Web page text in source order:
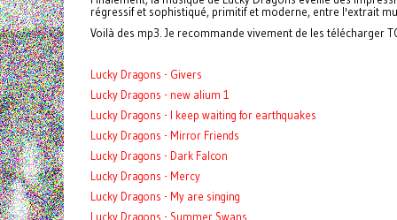
régressif et sophistiqué, primitif et moderne, entre l'extrait
Voilà des mp3. Je recommande vivement de les télécharger
Lucky Dragons - Givers
Lucky Dragons - new alium 1
Lucky Dragons - I keep waiting for earthquakes
Lucky Dragons - Mirror Friends
Lucky Dragons - Dark Falcon
Lucky Dragons - Mercy
Lucky Dragons - My are singing
Lucky Dragons - Summer Swans